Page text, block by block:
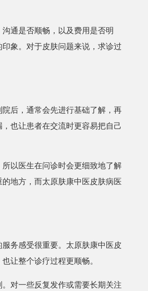
通是否顺畅，以及费用是否明
象。对于皮肤问题来说，求诊过
后，通常会先进行基础了解，再
也让患者在交流时更容易把自己
以医生在问诊时会更细致地了解
地方，而太原肤康中医皮肤病医
务感受很重要。太原肤康中医皮
让整个诊疗过程更顺畅。
对一些反复发作或需要长期关注